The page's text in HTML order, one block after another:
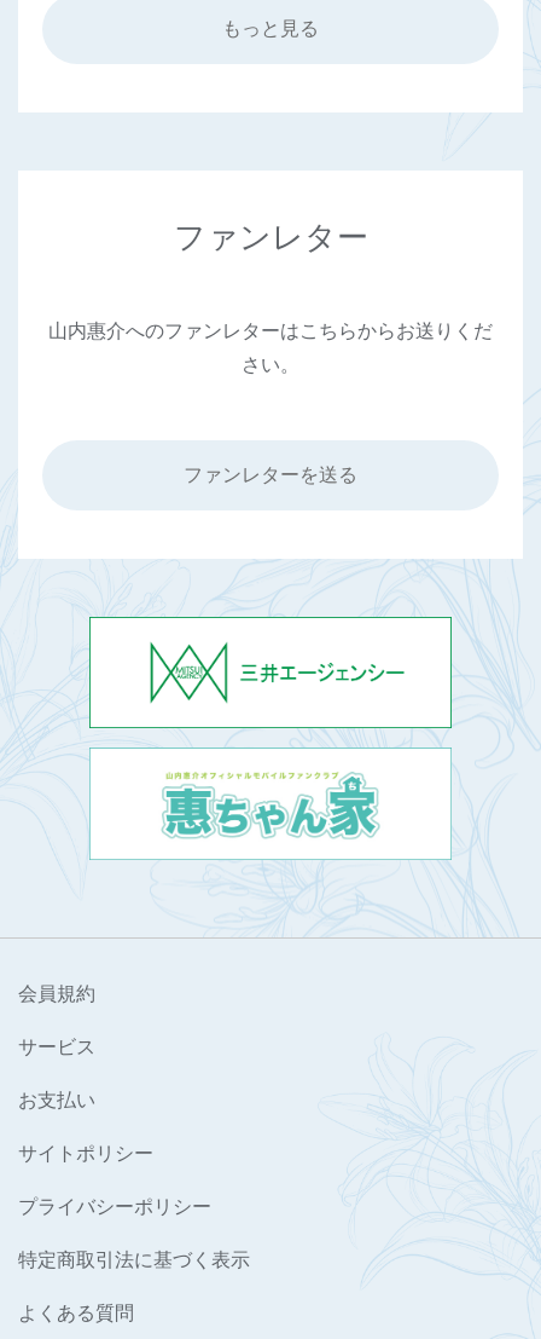
もっと見る
ファンレター
山内惠介へのファンレターはこちらからお送りくだ
さい。
ファンレターを送る
会員規約
サービス
お支払い
サイトポリシー
プライバシーポリシー
特定商取引法に基づく表示
よくある質問